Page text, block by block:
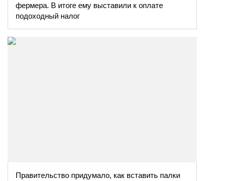
фермера. В итоге ему выставили к оплате
подоходный налог
Правительство придумало, как вставить палки